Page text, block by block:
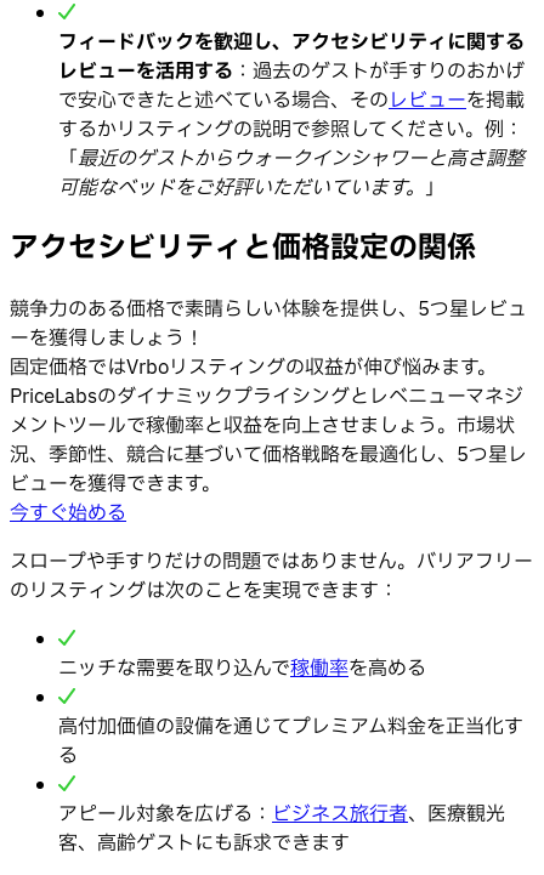
フィードバックを歓迎し、アクセシビリティに関する
レビューを活用する ：過去のゲストが手すりのおかげ
で安心できたと述べている場合、そのレビューを掲載
するかリスティングの説明で参照してください。例：
「最近のゲストからウォークインシャワーと高さ調整
可能なベッドをご好評いただいています。 」
アクセシビリティと価格設定の関係
競争力のある価格で素晴らしい体験を提供し、5つ星レビュ
ーを獲得しましょう！
固定価格ではVrboリスティングの収益が伸び悩みます。
PriceLabsのダイナミックプライシングとレベニューマネジ
メントツールで稼働率と収益を向上させましょう。市場状
況、季節性、競合に基づいて価格戦略を最適化し、5つ星レ
ビューを獲得できます。
今すぐ始める
スロープや手すりだけの問題ではありません。バリアフリー
のリスティングは次のことを実現できます：
ニッチな需要を取り込んで稼働率を高める
高付加価値の設備を通じてプレミアム料金を正当化す
る
アピール対象を広げる： ビジネス旅行者、医療観光
客、高齢ゲストにも訴求できます